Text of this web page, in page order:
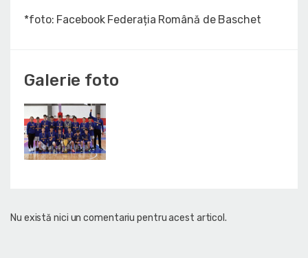
*foto: Facebook Federația Română de Baschet
Galerie foto
Nu există nici un comentariu pentru acest articol.